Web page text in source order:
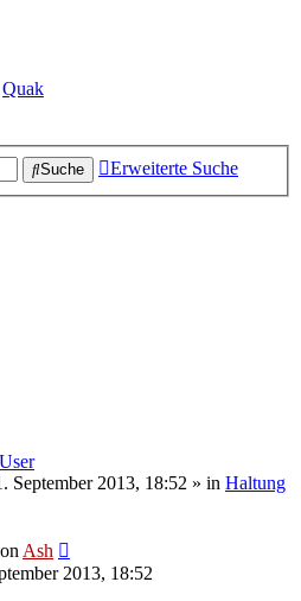
Quak
Suche
Erweiterte Suche
September 2013, 18:52 » in Haltung
Ash
2013, 18:52